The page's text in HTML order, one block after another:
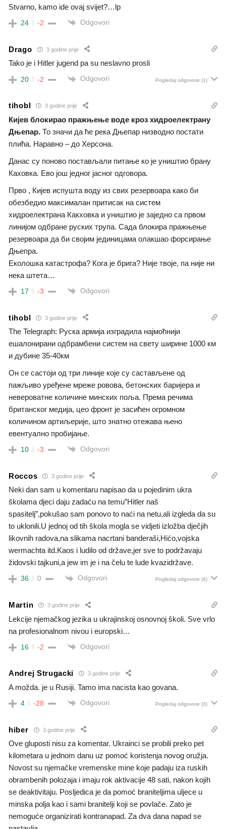
Stvarno, kamo ide ovaj svijet?…lp
24 -2 Odgovori
Drago 3 godine prije
Tako je i Hitler jugend pa su neslavno prosli
20 -2 Odgovori Pogledaj odgovore (1)
tihobl 3 godine prije
Кијев блокирао пражњење воде кроз хидроелектрану
Дњепар. То значи да ће река Дњепар низводно постати
плића. Наравно – до Херсона.
Данас су поново постављали питање ко је уништио брану
Каховка. Ево још једног јасног одговора.
Прво , Кијев испушта воду из свих резервоара како би
обезбедио максималан притисак на систем
хидроелектрана Какховка и уништио је заједно са првом
линијом одбране руских трупа. Сада блокира пражњење
резервоара да би својим јединицама олакшао форсирање
Дњепра.
Еколошка катастрофа? Кога је брига? Није твоје, па није ни
нека штета…
17 -3 Odgovori
tihobl 3 godine prije
The Telegraph: Руска армија изградила најмоћнији
ешалонирани одбрамбени систем на свету ширине 1000 км
и дубине 35-40км
Он се састоји од три линије које су састављене од
пажљиво уређене мреже ровова, бетонских баријера и
невероватне количине минских поља. Према речима
британског медија, цео фронт је засићен огромном
количином артиљерије, што знатно отежава њено
евентуално пробијање.
10 -3 Odgovori
Roccos 3 godine prije
Neki dan sam u komentaru napisao da u pojedinim ukra
školama djeci daju zadaću na temu”Hitler naš
spasitelj”,pokušao sam ponovo to naći na netu,ali izgleda da su
to uklonili.U jednoj od tih škola mogla se vidjeti izložba dječjih
likovnih radova,na slikama nacrtani banderaši,Hićo,vojska
wermachta itd.Kaos i ludilo od države,jer sve to podržavaju
židovski tajkuni,a jew im je i na čelu te lude kvazidržave.
36 0 Odgovori Pogledaj odgovore (4)
Martin 3 godine prije
Lekcije njemačkog jezika u ukrajinskoj osnovnoj školi. Sve vrlo
na profesionalnom nivou i europski…
16 -2 Odgovori
Andrej Strugacki 3 godine prije
A možda. je u Rusiji. Tamo ima nacista kao govana.
4 -28 Odgovori Pogledaj odgovore (3)
hiber 3 godine prije
Ove gluposti nisu za komentar. Ukrainci se probili preko pet
kilometara u jednom danu uz pomoć koristenja novog oružja.
Novost su njemačke vremenske mine koje padaju iza ruskih
obrambenih polozaja i imaju rok aktivacije 48 sati, nakon kojih
se deaktivitaju. Posljedica je da pomoć braniteljima uljece u
minska polja kao i sami branitelji koji se povlače. Zato je
nemoguće organizirati kontranapad. Za dva dana napad se